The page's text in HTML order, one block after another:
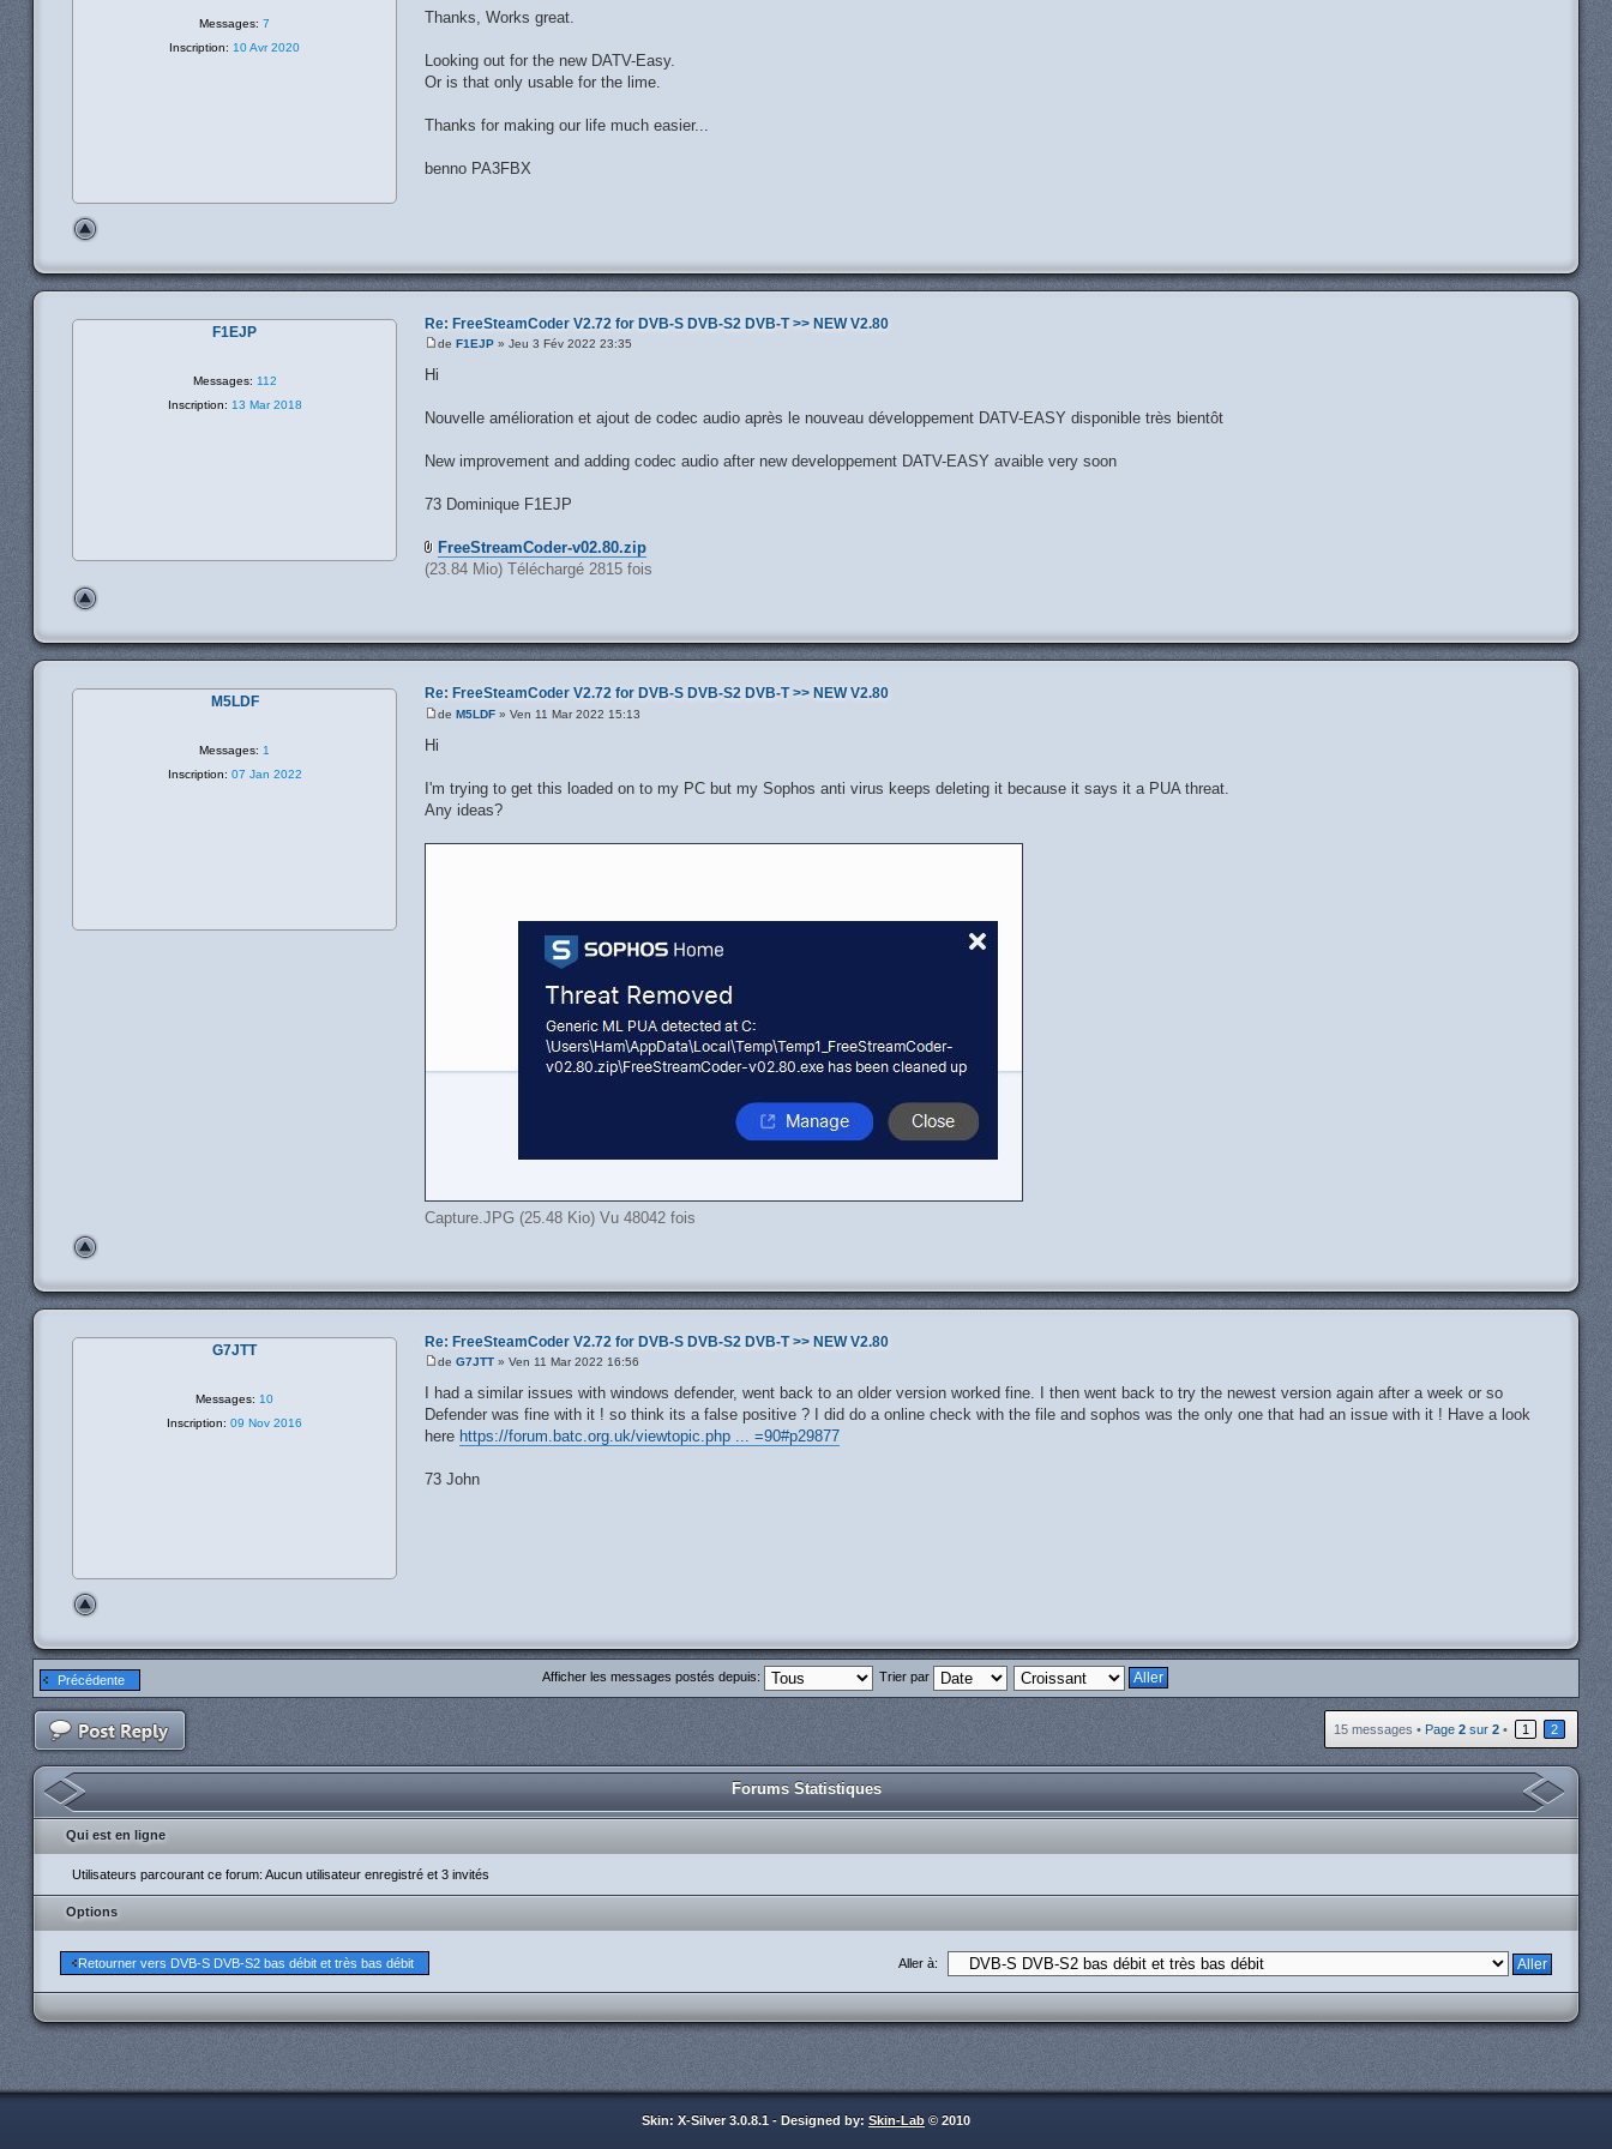
Thanks, Works great.
Looking out for the new DATV-Easy.
Or is that only usable for the lime.
Thanks for making our life much easier...
benno PA3FBX
Messages: 7
Inscription: 10 Avr 2020
Re: FreeSteamCoder V2.72 for DVB-S DVB-S2 DVB-T >> NEW V2.80
de F1EJP» Jeu 3 Fév 2022 23:35
Hi
Nouvelle amélioration et ajout de codec audio après le nouveau développement DATV-EASY disponible très bientôt
New improvement and adding codec audio after new developpement DATV-EASY avaible very soon
73 Dominique F1EJP
FreeStreamCoder-v02.80.zip
(23.84 Mio) Téléchargé 2815 fois
F1EJP
Messages: 112
Inscription: 13 Mar 2018
Re: FreeSteamCoder V2.72 for DVB-S DVB-S2 DVB-T >> NEW V2.80
de M5LDF» Ven 11 Mar 2022 15:13
Hi
I'm trying to get this loaded on to my PC but my Sophos anti virus keeps deleting it because it says it a PUA threat.
Any ideas?
Capture.JPG (25.48 Kio) Vu 48042 fois
M5LDF
Messages: 1
Inscription: 07 Jan 2022
Re: FreeSteamCoder V2.72 for DVB-S DVB-S2 DVB-T >> NEW V2.80
de G7JTT» Ven 11 Mar 2022 16:56
I had a similar issues with windows defender, went back to an older version worked fine. I then went back to try the newest version again after a week or so
Defender was fine with it ! so think its a false positive ? I did do a online check with the file and sophos was the only one that had an issue with it ! Have a look
here https://forum.batc.org.uk/viewtopic.php ... =90#p29877
73 John
G7JTT
Messages: 10
Inscription: 09 Nov 2016
Précédente Afficher les messages postés depuis: Trier par
15 messages • Page 2 sur 2 • 1 2
Forums Statistiques
Qui est en ligne
Utilisateurs parcourant ce forum: Aucun utilisateur enregistré et 3 invités
Options
Retourner vers DVB-S DVB-S2 bas débit et très bas débit Aller à:
Skin: X-Silver 3.0.8.1 - Designed by: Skin-Lab © 2010